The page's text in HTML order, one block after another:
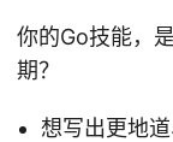
你的Go技能，
期？
想写出更地